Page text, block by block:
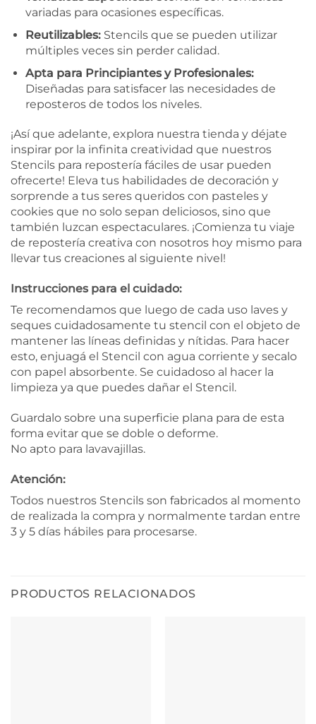
variadas para ocasiones específicas.
Reutilizables:Stencils que se pueden utilizar
múltiples veces sin perder calidad.
Apta para Principiantes y Profesionales:
Diseñadas para satisfacer las necesidades de
reposteros de todos los niveles.
¡Así que adelante, explora nuestra tienda y déjate
inspirar por la infinita creatividad que nuestros
Stencils para repostería fáciles de usar pueden
ofrecerte! Eleva tus habilidades de decoración y
sorprende a tus seres queridos con pasteles y
cookies que no solo sepan deliciosos, sino que
también luzcan espectaculares. ¡Comienza tu viaje
de repostería creativa con nosotros hoy mismo para
llevar tus creaciones al siguiente nivel!
Instrucciones para el cuidado:
Te recomendamos que luego de cada uso laves y
seques cuidadosamente tu stencil con el objeto de
mantener las líneas definidas y nítidas. Para hacer
esto, enjuagá el Stencil con agua corriente y secalo
con papel absorbente. Se cuidadoso al hacer la
limpieza ya que puedes dañar el Stencil.
Guardalo sobre una superficie plana para de esta
forma evitar que se doble o deforme.
No apto para lavavajillas.
Atención:
Todos nuestros Stencils son fabricados al momento
de realizada la compra y normalmente tardan entre
3 y 5 días hábiles para procesarse.
PRODUCTOS RELACIONADOS